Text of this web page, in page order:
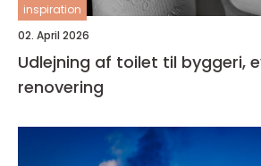
inspiration
02. April 2026
Udlejning af toilet til byggeri,
renovering